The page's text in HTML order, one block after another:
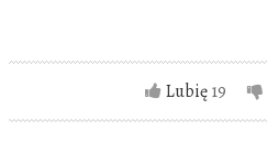
Lubię 19